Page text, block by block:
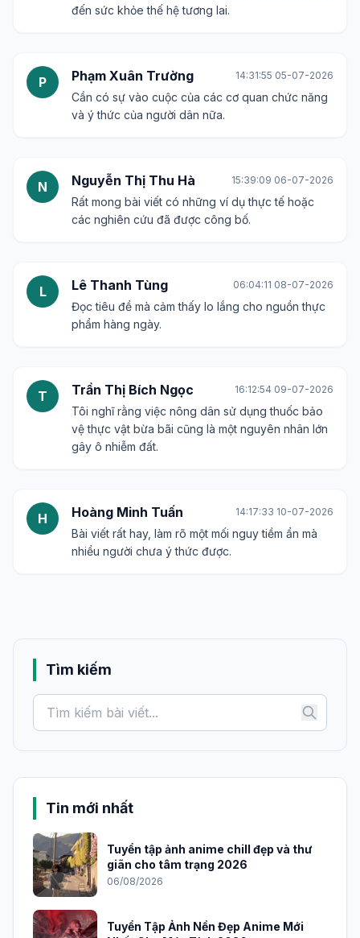
đến sức khỏe thế hệ tương lai.
P Phạm Xuân Trường 14:31:55 05-07-2026
Cần có sự vào cuộc của các cơ quan chức năng
và ý thức của người dân nữa.
N Nguyễn Thị Thu Hà 15:39:09 06-07-2026
Rất mong bài viết có những ví dụ thực tế hoặc
các nghiên cứu đã được công bố.
L Lê Thanh Tùng 06:04:11 08-07-2026
Đọc tiêu đề mà cảm thấy lo lắng cho nguồn thực
phẩm hàng ngày.
T Trần Thị Bích Ngọc 16:12:54 09-07-2026
Tôi nghĩ rằng việc nông dân sử dụng thuốc bảo
vệ thực vật bừa bãi cũng là một nguyên nhân lớn
gây ô nhiễm đất.
H Hoàng Minh Tuấn 14:17:33 10-07-2026
Bài viết rất hay, làm rõ một mối nguy tiềm ẩn mà
nhiều người chưa ý thức được.
Tìm kiếm
Tin mới nhất
Tuyển tập ảnh anime chill đẹp và thư
giãn cho tâm trạng 2026
06/08/2026
Tuyển Tập Ảnh Nền Đẹp Anime Mới